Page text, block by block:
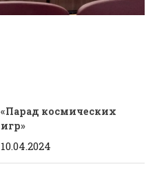
«Парад космических
игр»
10.04.2024